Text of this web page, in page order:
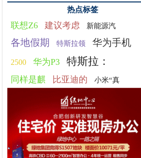
热点标签
联想Z6 建议考虑 新能源汽
各地假期 特斯拉领 华为手机
2500 华为P3 特斯拉：
同样是麒 比亚迪的 小米“真